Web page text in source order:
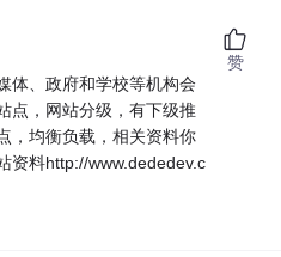
体、政府和学校等机构会
点，网站分级，有下级推
，均衡负载，相关资料你
资料http://www.dededev.c
赞